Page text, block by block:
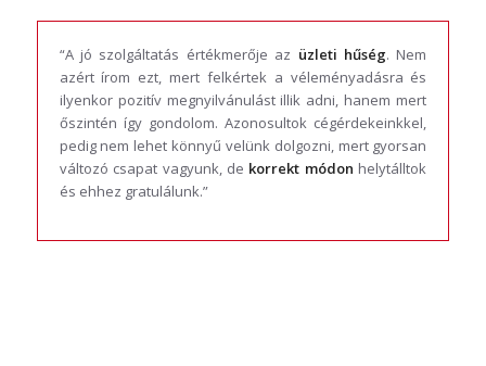
“A jó szolgáltatás értékmerője az üzleti hűség. Nem
azért írom ezt, mert felkértek a véleményadásra és
ilyenkor pozitív megnyilvánulást illik adni, hanem mert
őszintén így gondolom. Azonosultok cégérdekeinkkel,
pedig nem lehet könnyű velünk dolgozni, mert gyorsan
változó csapat vagyunk, de korrekt módon helytálltok
és ehhez gratulálunk.”